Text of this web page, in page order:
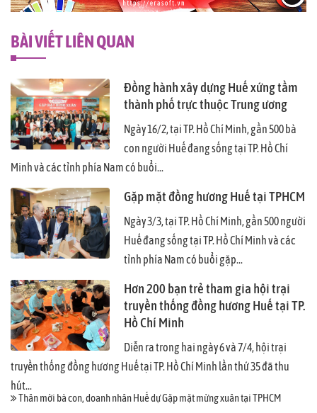
BÀI VIẾT LIÊN QUAN
Đồng hành xây dựng Huế xứng tầm
thành phố trực thuộc Trung ương
Ngày 16/2, tại TP. Hồ Chí Minh, gần 500 bà
con người Huế đang sống tại TP. Hồ Chí
Minh và các tỉnh phía Nam có buổi...
Gặp mặt đồng hương Huế tại TPHCM
Ngày 3/3, tại TP. Hồ Chí Minh, gần 500 người
Huế đang sống tại TP. Hồ Chí Minh và các
tỉnh phía Nam có buổi gặp...
Hơn 200 bạn trẻ tham gia hội trại
truyền thống đồng hương Huế tại TP.
Hồ Chí Minh
Diễn ra trong hai ngày 6 và 7/4, hội trại
truyền thống đồng hương Huế tại TP. Hồ Chí Minh lần thứ 35 đã thu
hút...
Thân mời bà con, doanh nhân Huế dự Gặp mặt mừng xuân tại TPHCM